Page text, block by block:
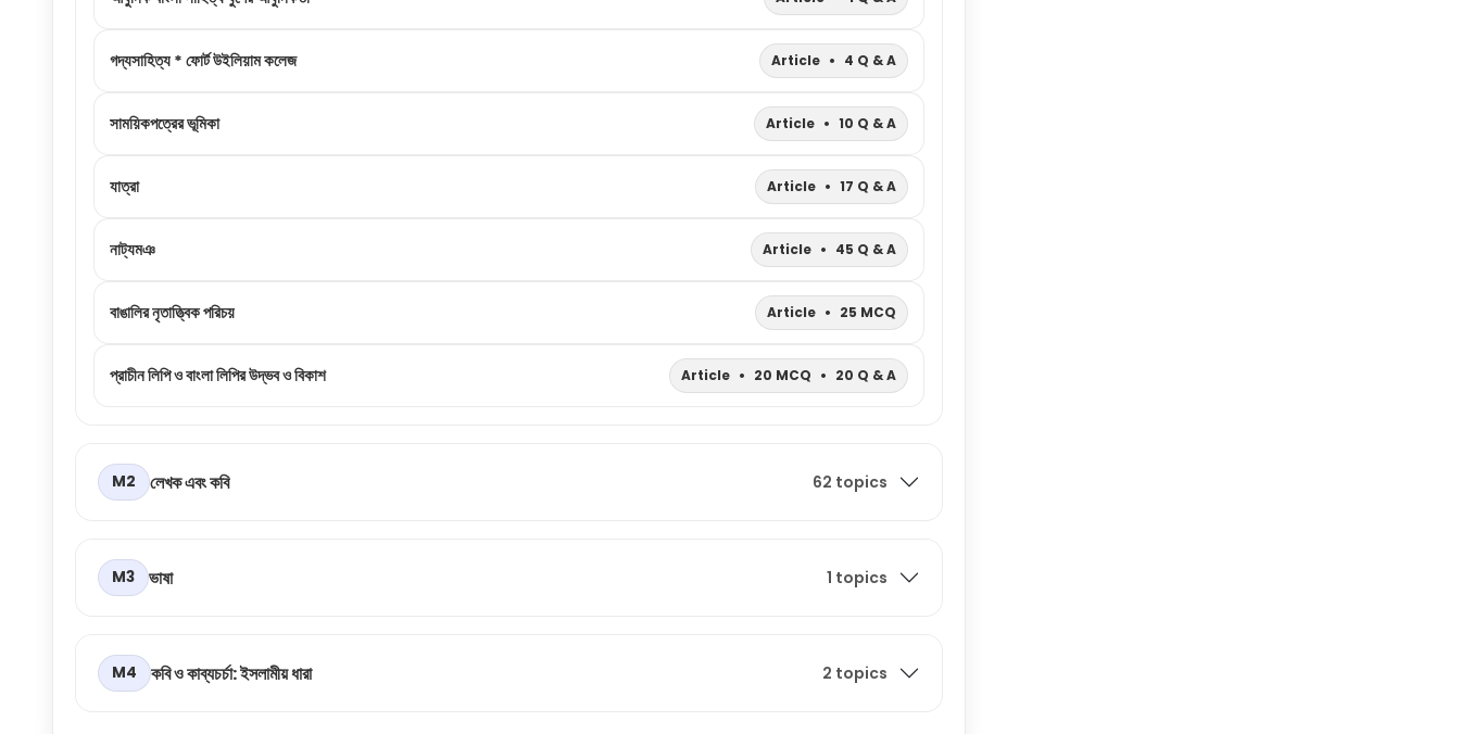
গদ্যসাহিত্য * ফোর্ট উইলিয়াম কলেজ Article • 4 Q & A
সাময়িকপত্রের ভূমিকা Article • 10 Q & A
যাত্রা Article • 17 Q & A
নাট্যমঞ Article • 45 Q & A
বাঙালির নৃতাত্ত্বিক পরিচয় Article • 25 MCQ
প্রাচীন লিপি ও বাংলা লিপির উদ্ভব ও বিকাশ Article • 20 MCQ • 20 Q & A
M2 লেখক এবং কবি 62 topics
M3 ভাষা 1 topics
M4 কবি ও কাব্যচর্চা: ইসলামীয় ধারা 2 topics